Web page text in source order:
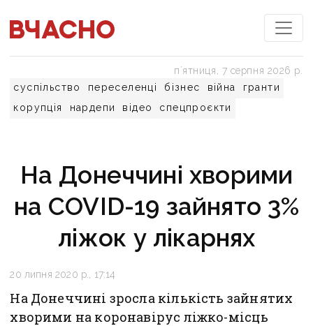
суспільство переселенці бізнес війна
гранти
корупція
нардепи відео спецпроєкти
пʼятниця, 7 серпня 2026 р.
На Донеччині хворими
на COVID-19 зайнято 3%
ліжок у лікарнях
20 липня 2020 р., 17:14
На Донеччині зросла кількість зайнятих
хворими на коронавірус ліжко-місць